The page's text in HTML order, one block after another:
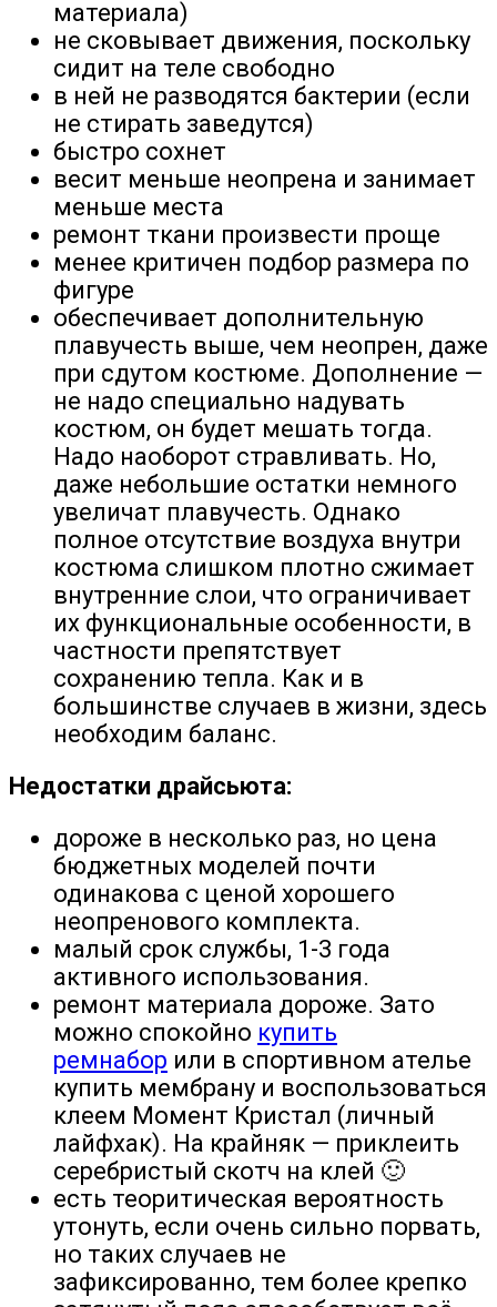
материала)
не сковывает движения, поскольку
сидит на теле свободно
в ней не разводятся бактерии (если
не стирать заведутся)
быстро сохнет
весит меньше неопрена и занимает
меньше места
ремонт ткани произвести проще
менее критичен подбор размера по
фигуре
обеспечивает дополнительную
плавучесть выше, чем неопрен, даже
при сдутом костюме. Дополнение —
не надо специально надувать
костюм, он будет мешать тогда.
Надо наоборот стравливать. Но,
даже небольшие остатки немного
увеличат плавучесть. Однако
полное отсутствие воздуха внутри
костюма слишком плотно сжимает
внутренние слои, что ограничивает
их функциональные особенности, в
частности препятствует
сохранению тепла. Как и в
большинстве случаев в жизни, здесь
необходим баланс.
Недостатки драйсьюта:
дороже в несколько раз, но цена
бюджетных моделей почти
одинакова с ценой хорошего
неопренового комплекта.
малый срок службы, 1-3 года
активного использования.
ремонт материала дороже. Зато
можно спокойно купить
ремнабор или в спортивном ателье
купить мембрану и воспользоваться
клеем Момент Кристал (личный
лайфхак). На крайняк — приклеить
серебристый скотч на клей 🙂
есть теоритическая вероятность
утонуть, если очень сильно порвать,
но таких случаев не
зафиксированно, тем более крепко